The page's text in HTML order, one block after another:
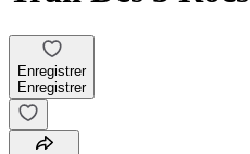
Enregistrer
Enregistrer